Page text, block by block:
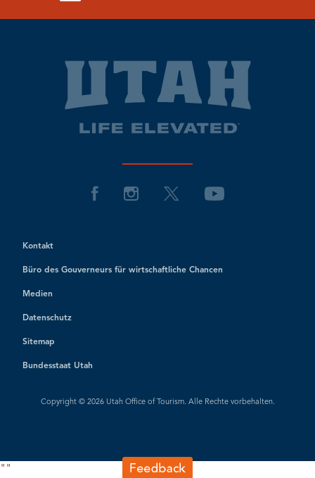
Kontakt
Büro des Gouverneurs für wirtschaftliche Chancen
Medien
Datenschutz
Sitemap
Bundesstaat Utah
Copyright © 2026 Utah Office of Tourism. Alle Rechte vorbehalten.
" "